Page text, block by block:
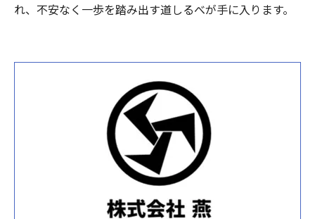
れ、不安なく一歩を踏み出す道しるべが手に入ります。